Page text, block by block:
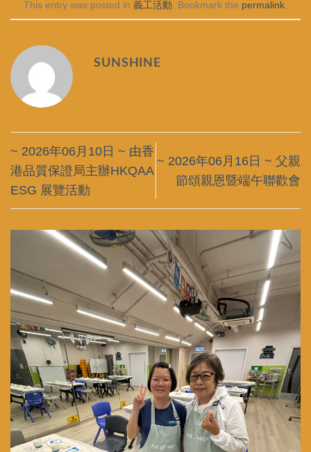
This entry was posted in 義工活動 . Bookmark the permalink
SUNSHINE
~ 2026年06月10日 ~ 由香
港品質保證局主辦HKQAA
ESG 展覽活動
~ 2026年06月16日 ~ 父親
節頌親恩暨端午聯歡會